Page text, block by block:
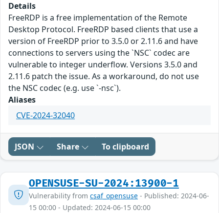
Details
FreeRDP is a free implementation of the Remote
Desktop Protocol. FreeRDP based clients that use a
version of FreeRDP prior to 3.5.0 or 2.11.6 and have
connections to servers using the `NSC` codec are
vulnerable to integer underflow. Versions 3.5.0 and
2.11.6 patch the issue. As a workaround, do not use
the NSC codec (e.g. use `-nsc`).
Aliases
CVE-2024-32040
JSON Share To clipboard
OPENSUSE-SU-2024:13900-1
Vulnerability from csaf_opensuse - Published: 2024-06-
15 00:00 - Updated: 2024-06-15 00:00